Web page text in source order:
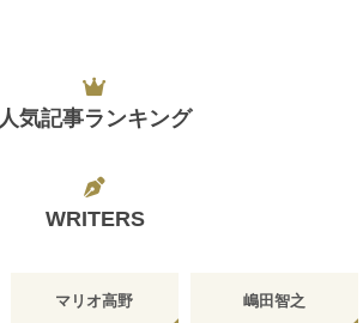
人気記事ランキング
WRITERS
マリオ高野 嶋田智之